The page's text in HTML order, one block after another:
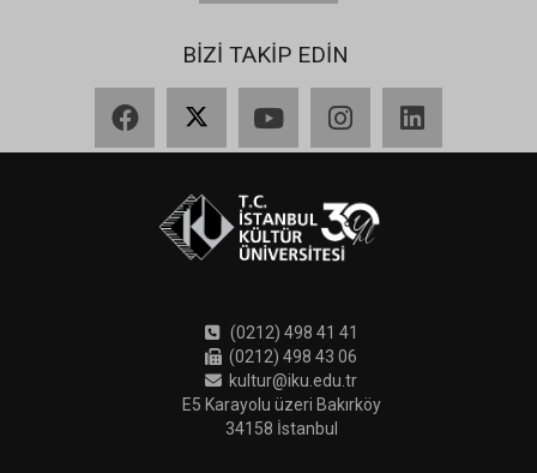
BİZİ TAKİP EDİN
(0212) 498 41 41
(0212) 498 43 06
kultur@iku.edu.tr
E5 Karayolu üzeri Bakırköy
34158 İstanbul